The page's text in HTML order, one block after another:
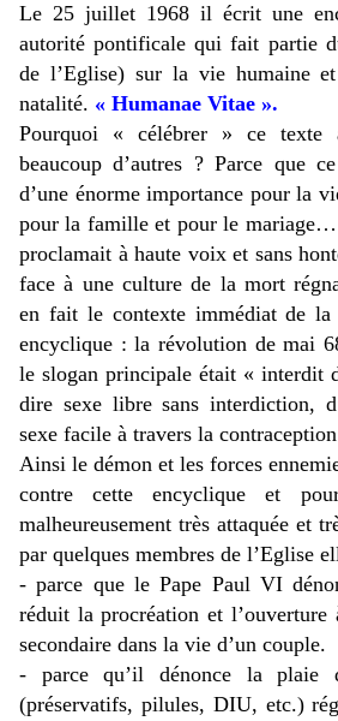
Le 25 juillet 1968 il écrit une
autorité pontificale qui fait partie
de l’Eglise) sur la vie humaine
natalité. « Humanae Vitae ».
Pourquoi « célébrer » ce
beaucoup d’autres ? Parce que
d’une énorme importance pour la
pour la famille et pour le
proclamait à haute voix et sans
face à une culture de la mort
en fait le contexte immédiat de la
encyclique : la révolution de mai
le slogan principale était « interdit
dire sexe libre sans interdiction,
sexe facile à travers la
Ainsi le démon et les forces
contre cette encyclique et
malheureusement très attaquée et
par quelques membres de l’Eglise
- parce que le Pape Paul VI
réduit la procréation et
secondaire dans la vie d’un couple.
- parce qu’il dénonce la plaie
(préservatifs, pilules, DIU, etc.)